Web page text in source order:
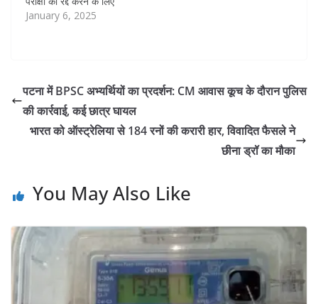
अनशन पर थे। क्या यह सही है?
January 6, 2025
पटना में BPSC अभ्यर्थियों का प्रदर्शन: CM आवास कूच के दौरान पुलिस
की कार्रवाई, कई छात्र घायल
भारत को ऑस्ट्रेलिया से 184 रनों की करारी हार, विवादित फैसले ने
छीना ड्रॉ का मौका
You May Also Like